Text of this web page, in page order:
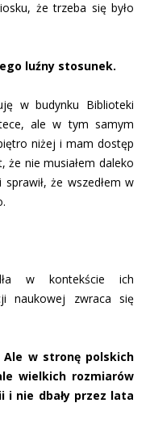
że trzeba się było
luźny stosunek.
w budynku Biblioteki
ale w tym samym
niżej i mam dostęp
nie musiałem daleko
że wszedłem w
w kontekście ich
naukowej zwraca się
Ale w stronę polskich
wielkich rozmiarów
i nie dbały przez lata